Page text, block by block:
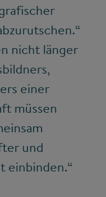
nicht länger
einer
müssen
und
einbinden.“